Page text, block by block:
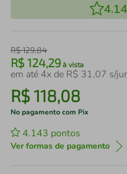
R$129,84
R$ 124,29 à vista
em até 4x de R$ 31,07 s/
R$118,08
No pagamento com Pix
4.143 pontos
Ver formas de pagamento